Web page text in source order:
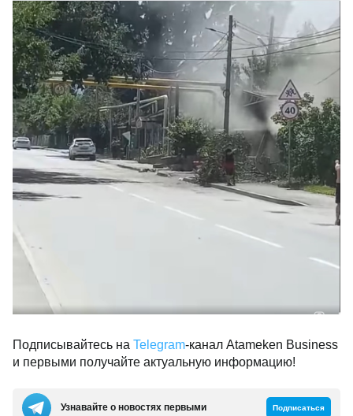
Подписывайтесь на Telegram-канал Atameken Business
и первыми получайте актуальную информацию!
Узнавайте о новостях первыми Подписаться